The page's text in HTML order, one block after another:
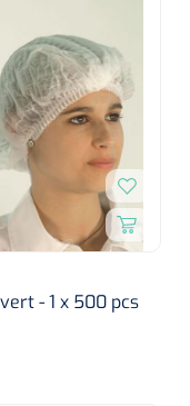
- 1 x 500 pcs